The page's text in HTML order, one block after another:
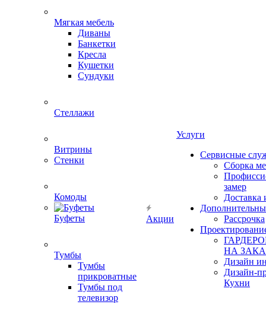
Мягкая мебель
Диваны
Банкетки
Кресла
Кушетки
Сундуки
Стеллажи
Витрины
Стенки
Комоды
Буфеты
Тумбы
Тумбы
прикроватные
Тумбы под
телевизор
Акции
Услуги
Сервисные
Сборка
замер
Доставка
Рассрочка
НА
Дизайн
Дизайн-
Кухни